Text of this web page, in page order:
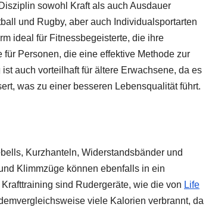
sowohl Kraft als auch Ausdauer
und Rugby, aber auch Individualsportarten
ideal für Fitnessbegeisterte, die ihre
Personen, die eine effektive Methode zur
auch vorteilhaft für ältere Erwachsene, da es
was zu einer besseren Lebensqualität führt.
Kurzhanteln, Widerstandsbänder und
Klimmzüge können ebenfalls in ein
sind Rudergeräte, wie die von Life
viele Kalorien verbrannt, da